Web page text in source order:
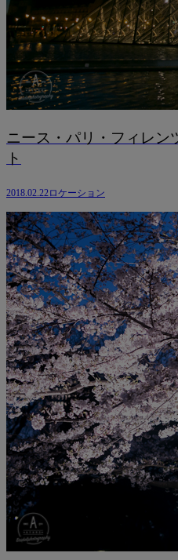
ニース・パリ・フィレン
ト
2018.02.22ロケーション